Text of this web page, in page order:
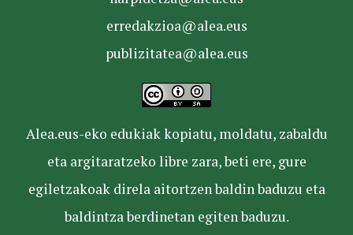
erredakzioa@alea.eus
publizitatea@alea.eus
Alea.eus-eko edukiak kopiatu, moldatu, zabaldu
eta argitaratzeko libre zara, beti ere, gure
egiletzakoak direla aitortzen baldin baduzu eta
baldintza berdinetan egiten baduzu.